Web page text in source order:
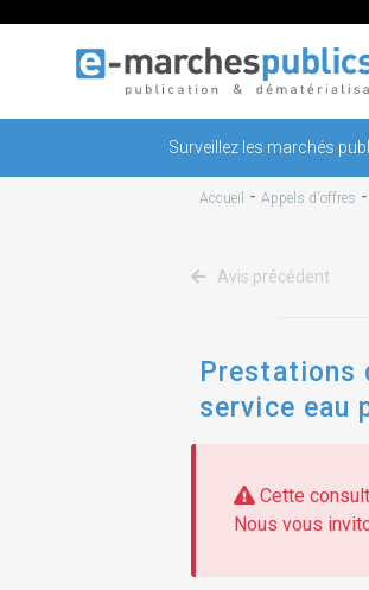
Surveillez les marchés
Accueil - Appels d'offres -
Avis précédent
Prestations
service eau
Cette
Nous vous